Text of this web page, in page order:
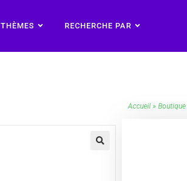
THÈMES RECHERCHE PAR
Accueil » Boutique